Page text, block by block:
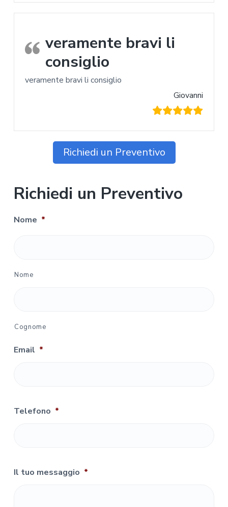
veramente bravi li
consiglio
veramente bravi li consiglio
Giovanni
Richiedi un Preventivo
Richiedi un Preventivo
Nome *
Nome
Cognome
Email *
Telefono *
Il tuo messaggio *